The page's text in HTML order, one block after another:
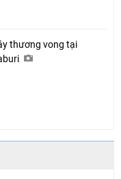
thương vong tại